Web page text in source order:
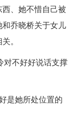
、她不惜自己被
乔晓桥关于女儿
。
对不好好说话支撑
是她所处位置的